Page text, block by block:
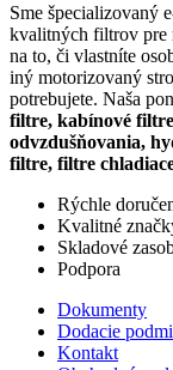
Sme špecializovaný
kvalitných filtrov pre
na to, či vlastníte
iný motorizovaný
potrebujete. Naša
filtre, kabínové
odvzdušňovania,
filtre, filtre
Rýchle
Kvalitné
Skladové
Podpora
Dokumenty
Dodacie
Kontakt